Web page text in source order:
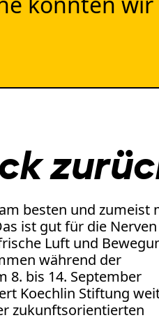
besten und zumeist
ist gut für die
Luft und
während der
8. bis 14. September
Koechlin Stiftung
zukunftsorientierten